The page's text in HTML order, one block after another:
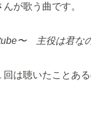
が歌う曲です。
〜 主役は君な
回は聴いたことあ